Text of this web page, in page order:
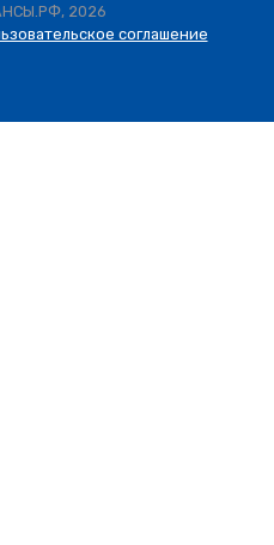
2026
соглашение